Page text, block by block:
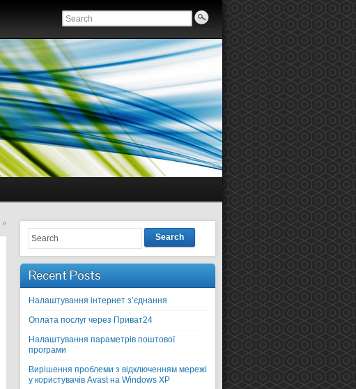
»
Search
Recent Posts
Налаштування інтернет з’єднання
Оплата послуг через Приват24
Налаштування параметрів поштової
програми
Вирішення проблеми з відключенням мережі
у користувачів Avast на Windows XP